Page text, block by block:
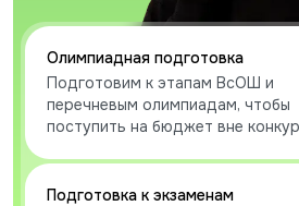
Олимпиадная подготовка
Подготовим к этапам ВсОШ и
перечневым олимпиадам, чтобы
поступить на бюджет вне
Подготовка к экзаменам